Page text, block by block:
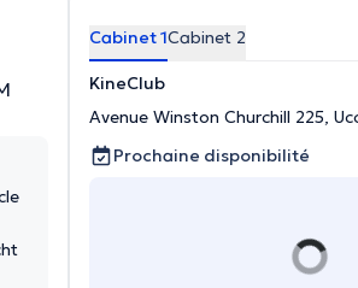
Cabinet 1Cabinet 2
KineClub
Avenue Winston Churchill 225,
Prochaine disponibilité